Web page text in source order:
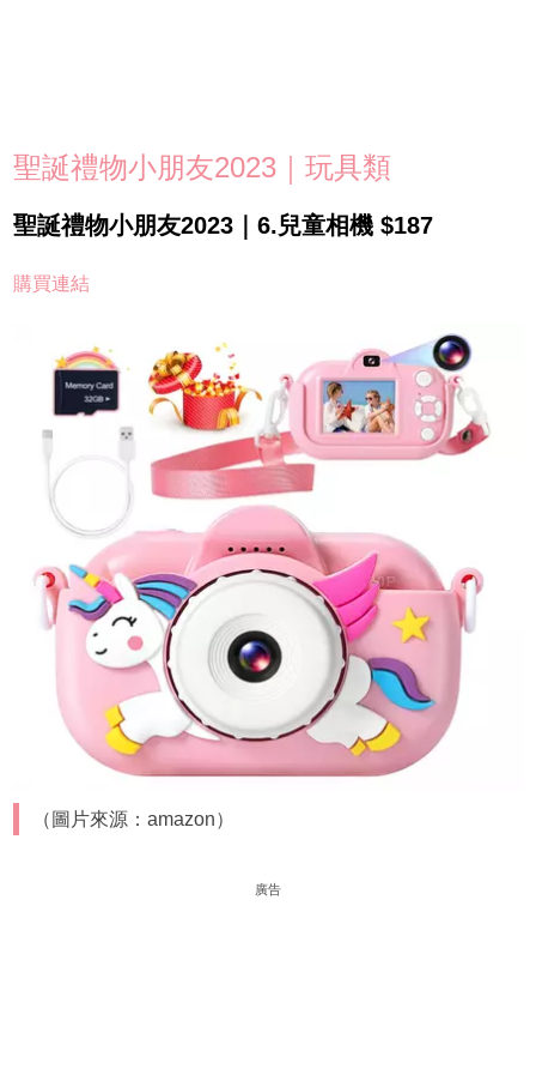
聖誕禮物小朋友2023｜玩具類
聖誕禮物小朋友2023｜6.兒童相機 $187
購買連結
（圖片來源：amazon）
廣告